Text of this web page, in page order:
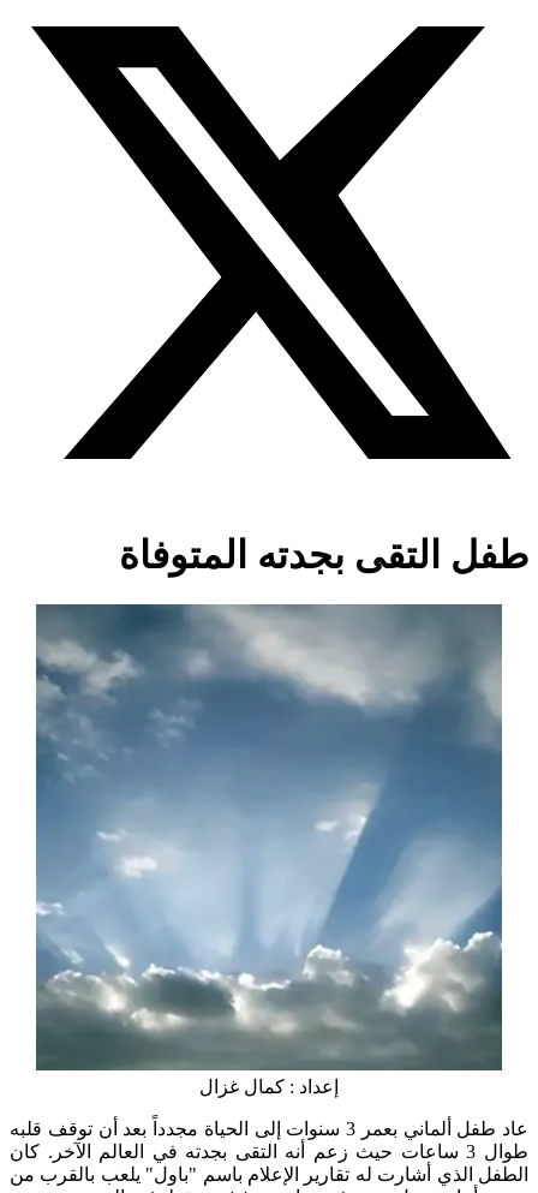
طفل التقى بجدته المتوفاة
إعداد : كمال غزال
عاد طفل ألماني بعمر 3 سنوات إلى الحياة مجدداً بعد أن توقف قلبه
طوال 3 ساعات حيث زعم أنه التقى بجدته في العالم الآخر. كان
الطفل الذي أشارت له تقارير الإعلام باسم "باول" يلعب بالقرب من